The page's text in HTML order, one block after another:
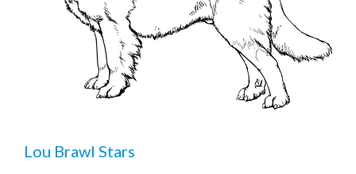
Lou Brawl Stars